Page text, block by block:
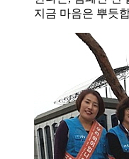
지금 마음은 뿌듯